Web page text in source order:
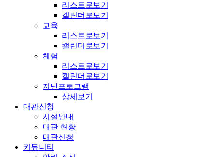
리스트로보기
캘린더로보기
교육
리스트로보기
캘린더로보기
체험
리스트로보기
캘린더로보기
지난프로그램
상세보기
대관신청
시설안내
대관 현황
대관신청
커뮤니티